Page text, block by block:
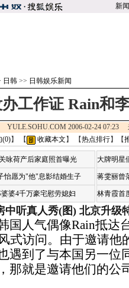
新闻
日韩>> 日韩娱乐新闻
工作证 Rain和
YULE.SOHU.COM 2006-02-24 07:23
(0)】 【 收藏本文 】 【热点排行】【
咏荷产后家庭照首曝光
怡愿为"他"息影结婚生子
婆婆4千万豪宅慰劳媳妇
大牌明星
蒋雯丽曾
林青霞首
中听真人秀(图) 北京升级
人气偶像Rain抵达
式访问。由于邀请他
遇到了与本国另一位
那就是邀请他们的公